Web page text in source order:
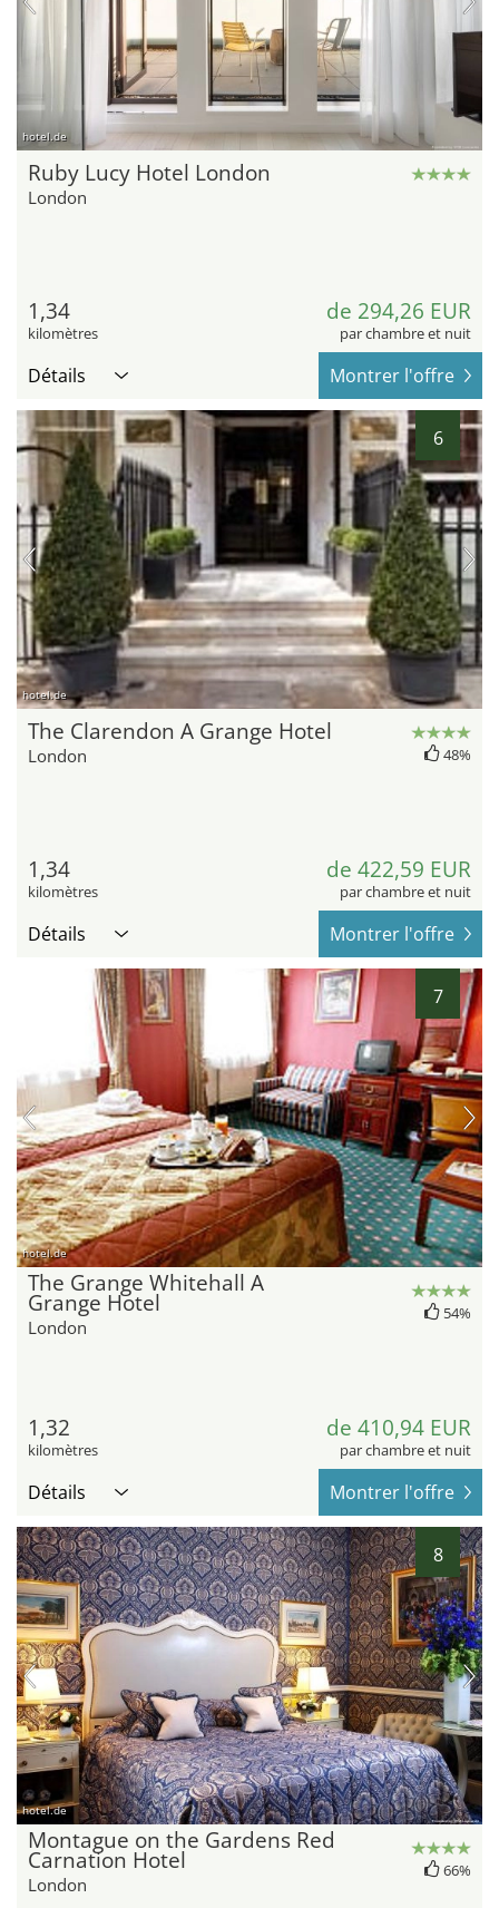
hotel.de
Ruby Lucy Hotel London
London
1,34
kilomètres
de 294,26 EUR
par chambre et nuit
Détails Montrer l'offre
6
hotel.de
The Clarendon A Grange Hotel
London 48%
1,34
kilomètres
de 422,59 EUR
par chambre et nuit
Détails Montrer l'offre
7
hotel.de
The Grange Whitehall A
Grange Hotel
London
54%
1,32
kilomètres
de 410,94 EUR
par chambre et nuit
Détails Montrer l'offre
8
hotel.de
Montague on the Gardens Red
Carnation Hotel
London
66%